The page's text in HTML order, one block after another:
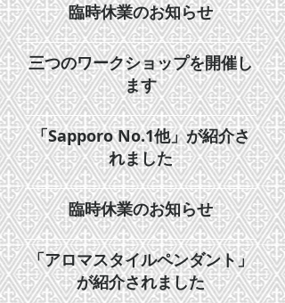
臨時休業のお知らせ
三つのワークショップを開催し
ます
「Sapporo No.1他」が紹介さ
れました
臨時休業のお知らせ
「アロマスタイルペンダント」
が紹介されました